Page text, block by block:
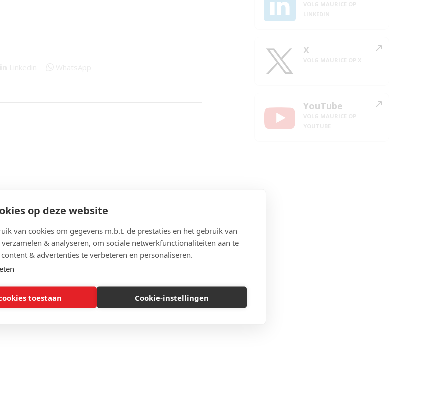
op deze website
van cookies om gegevens m.b.t. de prestaties en het gebruik van
verzamelen & analyseren, om sociale netwerkfunctionaliteiten aan te
& advertenties te verbeteren en personaliseren.
toestaan Cookie-instellingen
X
YouTube